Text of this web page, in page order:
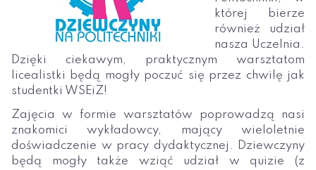
której bierze
również udział
nasza Uczelnia.
Dzięki ciekawym, praktycznym warsztatom
licealistki będą mogły poczuć się przez chwilę jak
studentki WSEiZ!
Zajęcia w formie warsztatów poprowadzą nasi
znakomici wykładowcy, mający wieloletnie
doświadczenie w pracy dydaktycznej. Dziewczyny
będą mogły także wziąć udział w quizie (z